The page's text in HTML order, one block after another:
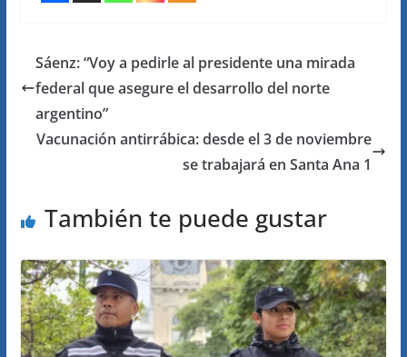
Sáenz: “Voy a pedirle al presidente una mirada
federal que asegure el desarrollo del norte
argentino”
Vacunación antirrábica: desde el 3 de noviembre
se trabajará en Santa Ana 1
También te puede gustar